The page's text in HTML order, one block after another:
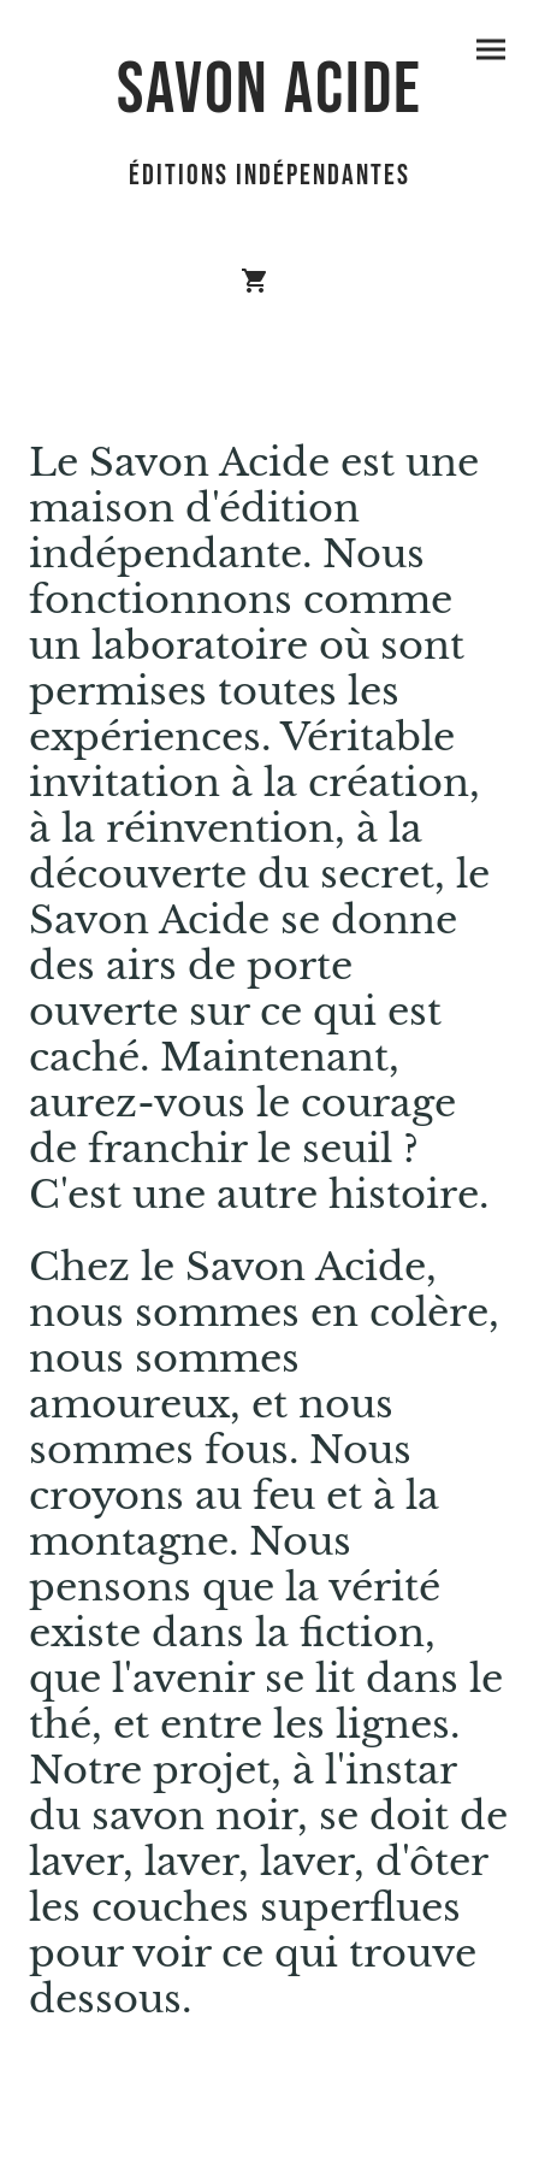
SAVON ACIDE
éditions indépendantes
Le Savon Acide est une
maison d'édition
indépendante. Nous
fonctionnons comme
un laboratoire où sont
permises toutes les
expériences. Véritable
invitation à la création,
à la réinvention, à la
découverte du secret, le
Savon Acide se donne
des airs de porte
ouverte sur ce qui est
caché. Maintenant,
aurez-vous le courage
de franchir le seuil ?
C'est une autre histoire.
Chez le Savon Acide,
nous sommes en colère,
nous sommes
amoureux, et nous
sommes fous. Nous
croyons au feu et à la
montagne. Nous
pensons que la vérité
existe dans la fiction,
que l'avenir se lit dans le
thé, et entre les lignes.
Notre projet, à l'instar
du savon noir, se doit de
laver, laver, laver, d'ôter
les couches superflues
pour voir ce qui trouve
dessous.